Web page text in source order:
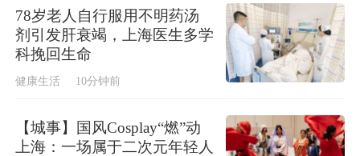
78岁老人自行服用不明药汤
剂引发肝衰竭，上海医生多学
科挽回生命
健康生活 10分钟前
【城事】国风Cosplay“燃”动
上海：一场属于二次元年轻人